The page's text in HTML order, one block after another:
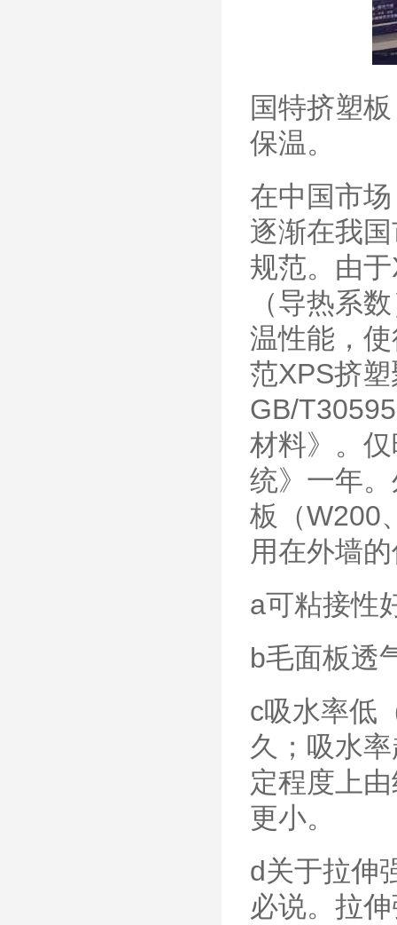
国特挤塑
保温。
在中国市
逐渐在我
规范。由
（导热系
温性能，
范XPS挤
GB/
材料》。
统》一年
板（W200
用在外墙
a可粘接性
b毛面板透
c吸水率低
久；吸水
定程度上
更小。
d关于拉伸
必说。拉